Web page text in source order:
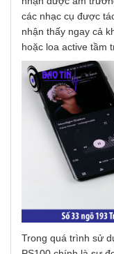
các nhạc cụ được
nhận thấy ngay cả
hoặc loa active tầm
Trong quá trình sử